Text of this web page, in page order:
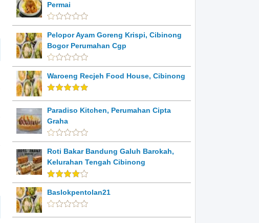
Permai
Pelopor Ayam Goreng Krispi, Cibinong
Bogor Perumahan Cgp
Waroeng Recjeh Food House, Cibinong
Paradiso Kitchen, Perumahan Cipta
Graha
Roti Bakar Bandung Galuh Barokah,
Kelurahan Tengah Cibinong
Baslokpentolan21